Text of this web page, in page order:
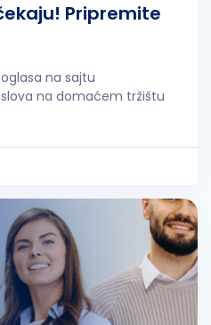
Pripremite
na sajtu
na domaćem tržištu